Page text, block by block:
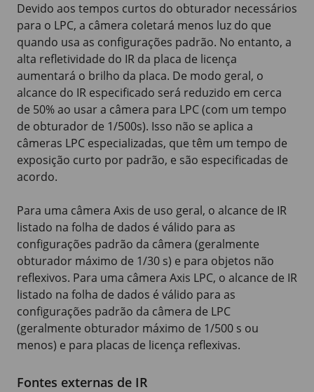
Devido aos tempos curtos do obturador necessários
para o LPC, a câmera coletará menos luz do que
quando usa as configurações padrão. No entanto, a
alta refletividade do IR da placa de licença
aumentará o brilho da placa. De modo geral, o
alcance do IR especificado será reduzido em cerca
de 50%ao usar a câmera para LPC (com um tempo
de obturador de 1/500s). Isso não se aplica a
câmeras LPC especializadas, que têm um tempo de
exposição curto por padrão, e são especificadas de
acordo.
Para uma câmera Axis de uso geral, o alcance de IR
listado na folha de dados é válido para as
configurações padrão da câmera (geralmente
obturador máximo de 1/30 s) e para objetos não
reflexivos. Para uma câmera Axis LPC, o alcance de IR
listado na folha de dados é válido para as
configurações padrão da câmera de LPC
(geralmente obturador máximo de 1/500 s ou
menos) e para placas de licença reflexivas.
Fontes externas de IR